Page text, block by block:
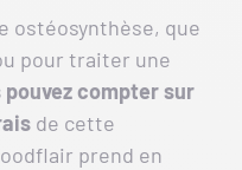
ostéosynthèse, que
pour traiter une
pouvez compter sur
de cette
prend en